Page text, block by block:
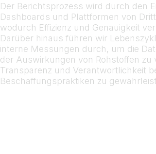
Der Berichtsprozess wird durch den
Dashboards und Plattformen von
wodurch Effizienz und Genauigkeit
Darüber hinaus führen wir
interne Messungen durch, um die
der Auswirkungen von Rohstoffen zu
Transparenz und Verantwortlichkeit
Beschaffungspraktiken zu